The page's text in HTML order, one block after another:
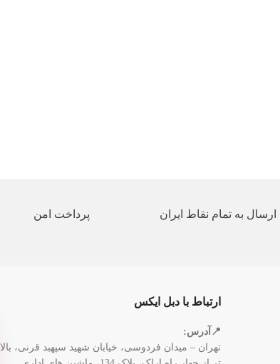
ارسال به تمام نقاط ایران پرداخت امن
ارتباط با دبل ایکس
📍آدرس:
تهران – میدان فردوسی، خیابان شهید سپهبد قرنی، بالا